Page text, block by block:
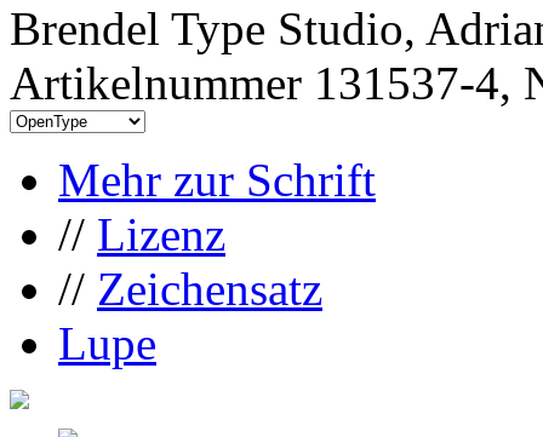
Brendel Type Studio,
Artikelnummer 131537-4,
Mehr zur Schrift
// Lizenz
// Zeichensatz
Lupe